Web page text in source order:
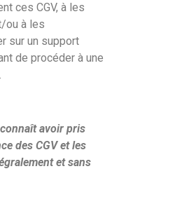
ces CGV, à les
ou à les
sur un support
de procéder à une
avoir pris
des CGV et les
et sans